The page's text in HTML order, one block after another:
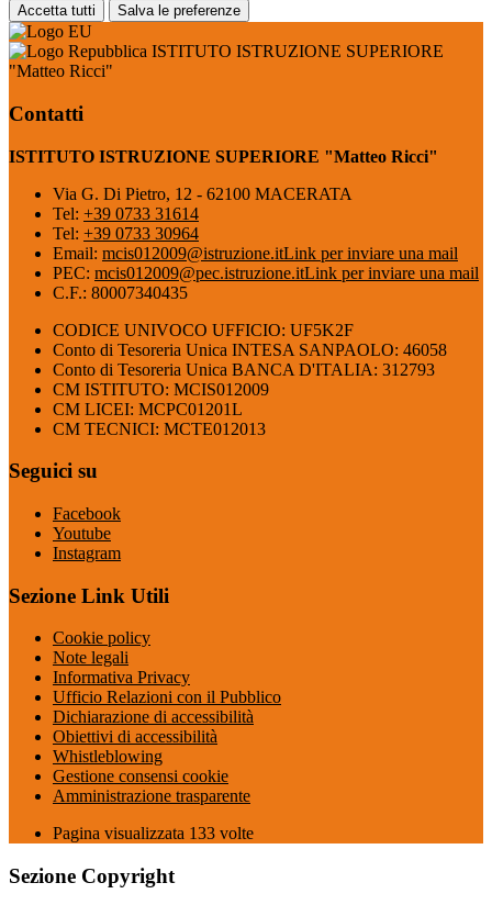
Accetta tutti Salva le preferenze
ISTITUTO ISTRUZIONE SUPERIORE
"Matteo Ricci"
Contatti
ISTITUTO ISTRUZIONE SUPERIORE "Matteo Ricci"
Via G. Di Pietro, 12 - 62100 MACERATA
Tel: +39 0733 31614
Tel: +39 0733 30964
Email: mcis012009@istruzione.itLink per inviare una mail
PEC: mcis012009@pec.istruzione.itLink per inviare una mail
C.F.: 80007340435
CODICE UNIVOCO UFFICIO: UF5K2F
Conto di Tesoreria Unica INTESA SANPAOLO: 46058
Conto di Tesoreria Unica BANCA D'ITALIA: 312793
CM ISTITUTO: MCIS012009
CM LICEI: MCPC01201L
CM TECNICI: MCTE012013
Seguici su
Facebook
Youtube
Instagram
Sezione Link Utili
Cookie policy
Note legali
Informativa Privacy
Ufficio Relazioni con il Pubblico
Dichiarazione di accessibilità
Obiettivi di accessibilità
Whistleblowing
Gestione consensi cookie
Amministrazione trasparente
Pagina visualizzata 133 volte
Sezione Copyright